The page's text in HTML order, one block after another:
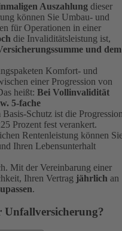
Auszahlung dieser
können Sie Umbau- und
für Operationen in einer
die Invaliditätsleistung ist,
und dem
Komfort- und
einer Progression von
heißt: Bei Vollinvalidität
5-fache
Basis-Schutz ist die
Prozent fest verankert.
Rentenleistung können
Ihren Lebensunterhalt
Mit der Vereinbarung einer
Ihren Vertrag jährlich an
.
Unfallversicherung?